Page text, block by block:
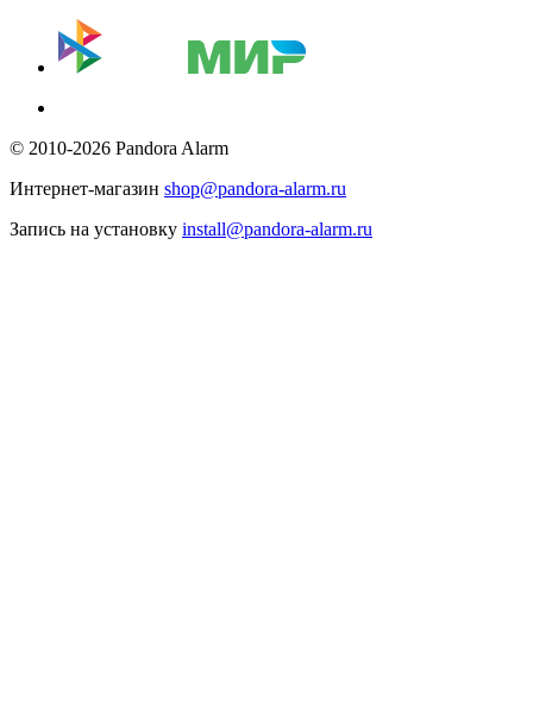
© 2010-2026 Pandora Alarm
Интернет-магазин shop@pandora-alarm.ru
Запись на установку install@pandora-alarm.ru